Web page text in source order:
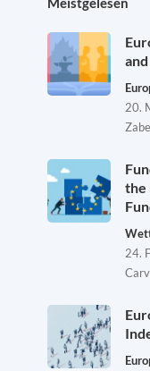
20.
the
24.